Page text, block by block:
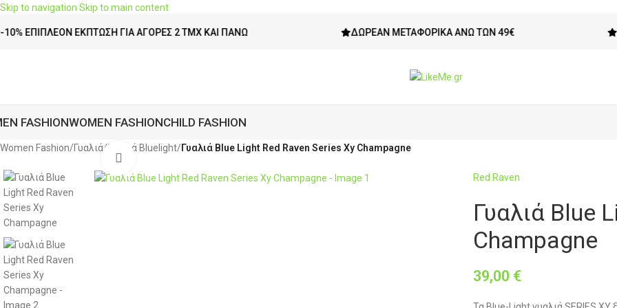
Skip to navigation Skip to main content
ΈΚΠΤΩΣΗ ΓΙΑ ΑΓΟΡΈΣ 2 ΤΜΧ ΚΑΙ ΠΆΝΩ ΔΩΡΕΆΝ ΜΕΤΑΦΟΡΙΚΆ ΆΝΩ ΤΩΝ 49€
FASHIONWOMEN FASHIONCHILD FASHION
Women Fashion/Γυαλιά/Γυαλιά Bluelight/Γυαλιά Blue Light Red Raven Series Xy Champagne
Red Raven
Γυαλιά Blue
Champagne
39,00 €